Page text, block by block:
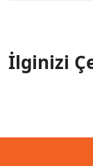
İlginizi